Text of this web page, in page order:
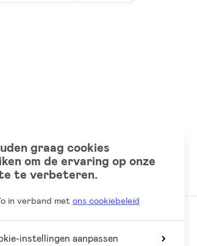
graag cookies
om de ervaring op onze
te verbeteren.
in verband met ons cookiebeleid
instellingen aanpassen